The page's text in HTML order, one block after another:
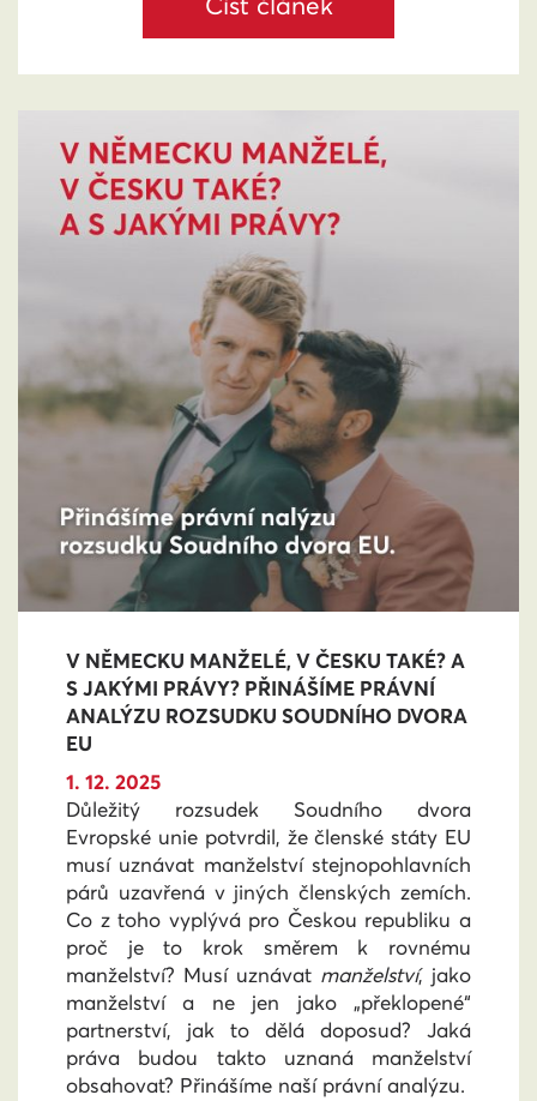
V NĚMECKU MANŽELÉ, V ČESKU TAKÉ? A
S JAKÝMI PRÁVY? PŘINÁŠÍME PRÁVNÍ
ANALÝZU ROZSUDKU SOUDNÍHO DVORA
EU
1. 12. 2025
Důležitý rozsudek Soudního dvora
Evropské unie potvrdil, že členské státy EU
musí uznávat manželství stejnopohlavních
párů uzavřená v jiných členských zemích.
Co z toho vyplývá pro Českou republiku a
proč je to krok směrem k rovnému
manželství? Musí uznávat manželství, jako
manželství a ne jen jako „překlopené“
partnerství, jak to dělá doposud? Jaká
práva budou takto uznaná manželství
obsahovat? Přinášíme naší právní analýzu.